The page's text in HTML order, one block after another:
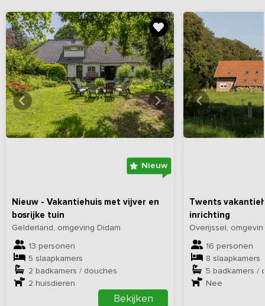
Nieuw
Nieuw - Vakantiehuis met vijver en
bosrijke tuin
Gelderland, omgeving Didam
13 personen
5 slaapkamers
2 badkamers / douches
2 huisdieren
Bekijken
Bekijkhieralle foto's
Twents
inrichting
Overijssel,
16 personen
8 slaapkamers
5 badkamers /
Nee
Bekijk